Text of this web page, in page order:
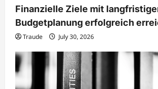
Finanzielle Ziele mit
Budgetplanung erfolgreich
Traude July 30, 2026